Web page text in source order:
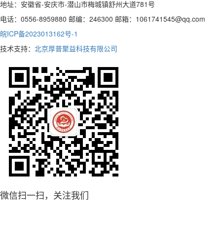
地址：安徽省-安庆市-潜山市梅城镇舒州大道781号
电话：0556-8959880 邮编：246300 邮箱：1061741545@qq.com
皖ICP备2023013162号-1
技术支持： 北京厚普聚益科技有限公司
微信扫一扫，关注我们